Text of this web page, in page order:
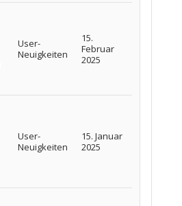
User-
Neuigkeiten
15.
Februar
2025
User-
Neuigkeiten
15. Januar
2025